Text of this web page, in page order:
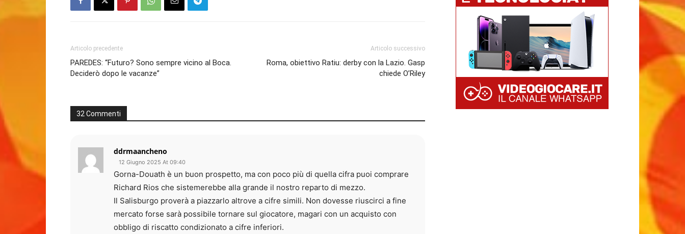
Articolo precedente
PAREDES: “Futuro? Sono sempre vicino al Boca.
Deciderò dopo le vacanze”
Articolo successivo
Roma, obiettivo Ratiu: derby con la Lazio. Gasp
chiede O’Riley
32 Commenti
ddrmaancheno
12 Giugno 2025 At 09:40
Gorna-Douath è un buon prospetto, ma con poco più di quella cifra puoi comprare
Richard Rios che sistemerebbe alla grande il nostro reparto di mezzo.
Il Salisburgo proverà a piazzarlo altrove a cifre simili. Non dovesse riuscirci a fine
mercato forse sarà possibile tornare sul giocatore, magari con un acquisto con
obbligo di riscatto condizionato a cifre inferiori.